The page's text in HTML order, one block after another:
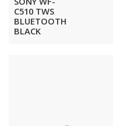
C510 TWS
BLUETOOTH
BLACK